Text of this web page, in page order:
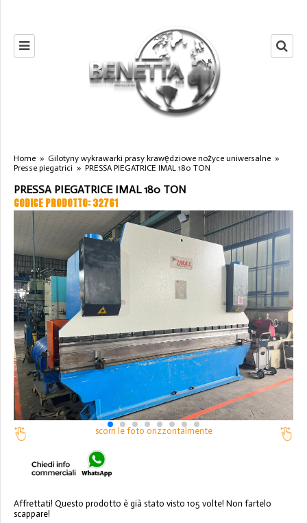
Home » Gilotyny wykrawarki prasy krawędziowe nożyce uniwersalne »
Presse piegatrici » PRESSA PIEGATRICE IMAL 180 TON
PRESSA PIEGATRICE IMAL 180 TON
CODICE PRODOTTO: 32761
scorri le foto orizzontalmente
Affrettati! Questo prodotto è già stato visto 105 volte! Non fartelo
scappare!